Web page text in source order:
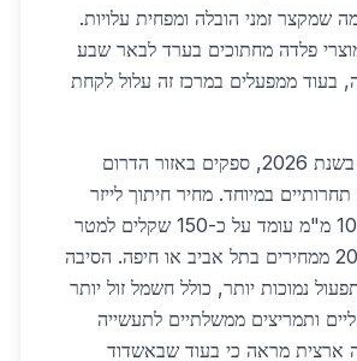
שמקצר זמני הובלה ומפחית עלויות.
פלדה מחתוכים בערד לבאר שבע
בעוד ממפעלים במרכז זה עלול לקחת
מבחינת מחירים, בשנת 2026, ספקים באזור הדרום
במיוחד. מחיר חיתוך לייזר
ללוח ברזל בעובי 10 מ"מ עומד על כ-150 שקלים למטר
רבוע, נמוך ב-20% ממחירים בתל אביב או חיפה. הסיבה
נמוכות יותר, כולל חשמל זול יותר
ותמריצים ממשלתיים לתעשייה
ארצית מראה כי בעוד שבאשדוד